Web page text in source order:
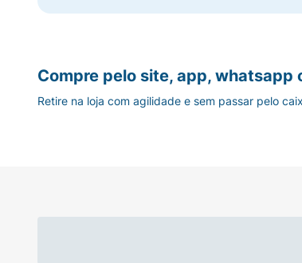
Indicado para tosse seca,
Único com Ação 5 em 1:
Compre pelo site, app, whatsapp
Retire na loja com agilidade e sem passar pelo